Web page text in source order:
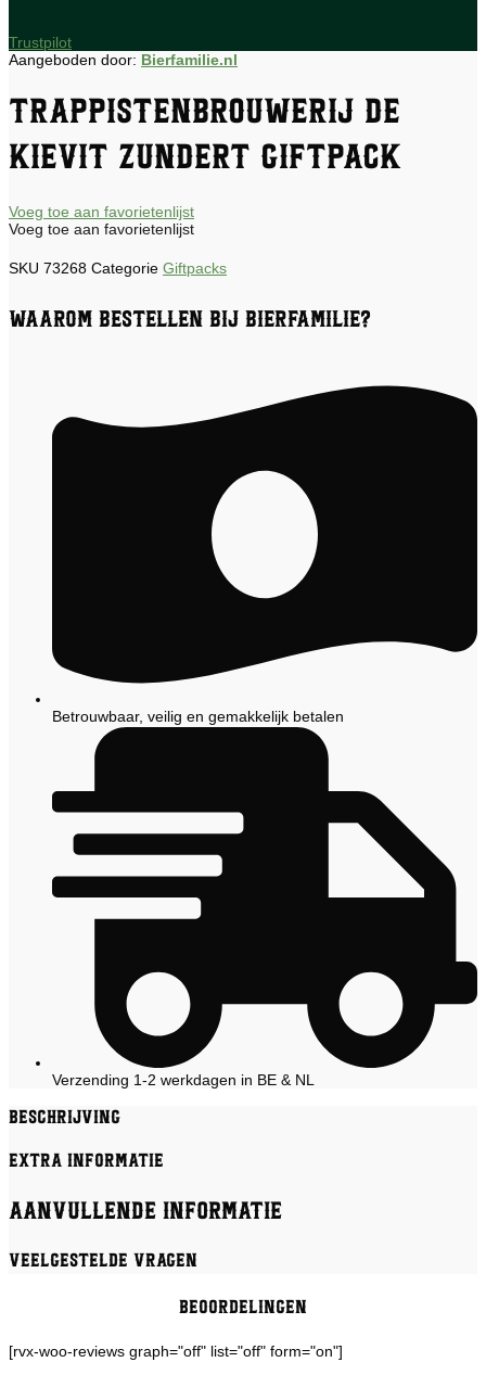
Trustpilot
Aangeboden door: Bierfamilie.nl
Trappistenbrouwerij De
Kievit Zundert Giftpack
Voeg toe aan favorietenlijst
Voeg toe aan favorietenlijst
SKU 73268 Categorie Giftpacks
Waarom bestellen bij Bierfamilie?
Betrouwbaar, veilig en gemakkelijk betalen
Verzending 1-2 werkdagen in BE & NL
Beschrijving
Extra informatie
Aanvullende informatie
Veelgestelde vragen
Beoordelingen
[rvx-woo-reviews graph="off" list="off" form="on"]